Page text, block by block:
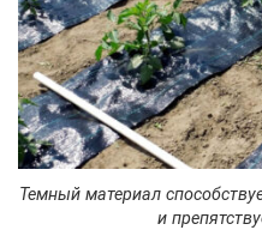
Темный материал
и